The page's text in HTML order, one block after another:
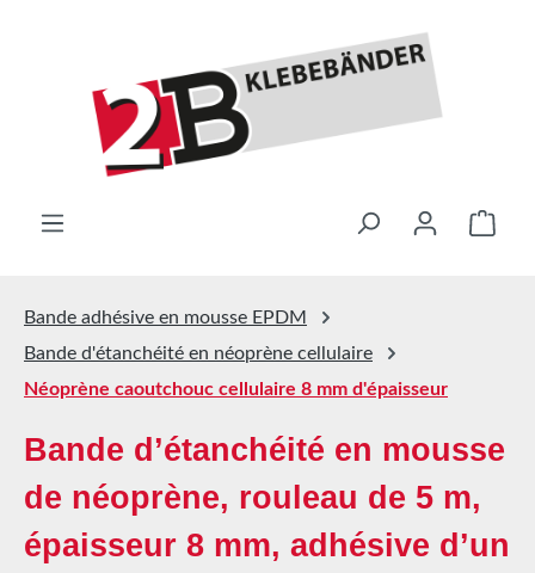
Le
Bande adhésive en mousse EPDM
Bande d'étanchéité en néoprène cellulaire
Néoprène caoutchouc cellulaire 8 mm d'épaisseur
Bande d’étanchéité en mousse
de néoprène, rouleau de 5 m,
épaisseur 8 mm, adhésive d’un